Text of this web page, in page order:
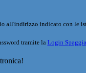
all'indirizzo indicato con le
tramite la Login